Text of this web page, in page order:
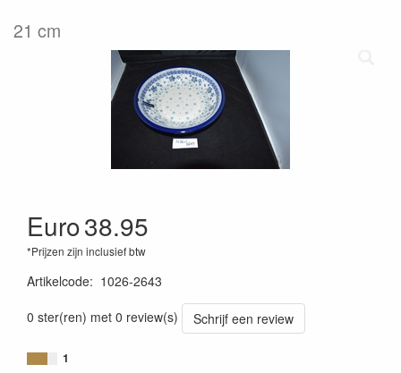
21 cm
Euro38.95
*Prijzen zijn inclusief btw
Artikelcode: 1026-2643
0 ster(ren) met 0 review(s)
Schrijf een review
1